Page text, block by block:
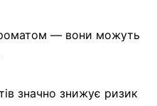
— вони можуть
значно знижує ризик